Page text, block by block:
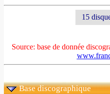
15
Source: base de donnée
Base discographique